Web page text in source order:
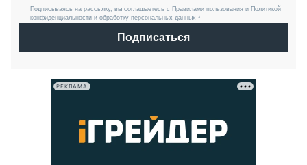
Подписываясь на рассылку, вы соглашаетесь с Правилами пользования и Политикой
конфиденциальности и обработку персональных данных *
Подписаться
РЕКЛАМА